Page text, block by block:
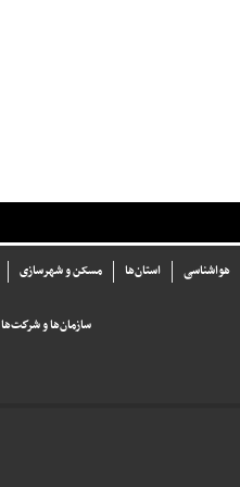
مسکن و شهرسازی استان‌ها
هواشناسی
سازما‌ن‌ها و شركت‌ها